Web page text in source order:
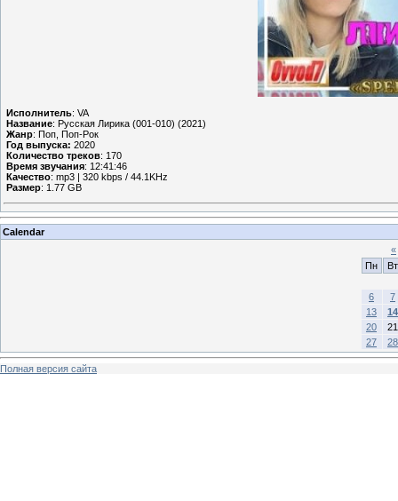
Исполнитель: VA
Название: Русская Лирика (001-010) (2021)
Жанр: Поп, Поп-Рок
Год выпуска: 2020
Количество треков: 170
Время звучания: 12:41:46
Качество: mp3 | 320 kbps / 44.1KHz
Размер: 1.77 GB
Calendar
«
Пн
Вт
6
7
13
14
20
21
27
28
Полная версия сайта